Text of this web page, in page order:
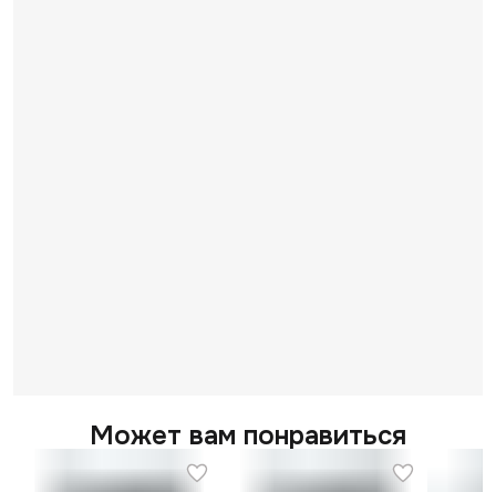
Может вам понравиться